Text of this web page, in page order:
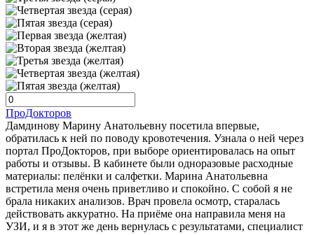
ПроДокторов
Дамдинову Марину Анатольевну посетила впервые,
обратилась к ней по поводу кровотечения. Узнала о ней через
портал ПроДокторов, при выборе ориентировалась на опыт
работы и отзывы. В кабинете были одноразовые расходные
материалы: пелёнки и салфетки. Марина Анатольевна
встретила меня очень приветливо и спокойно. С собой я не
брала никаких анализов. Врач провела осмотр, старалась
действовать аккуратно. На приёме она направила меня на
УЗИ, и я в этот же день вернулась с результатами, специалист